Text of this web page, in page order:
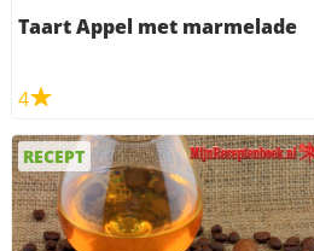
Taart Appel met marmelade
4
RECEPT